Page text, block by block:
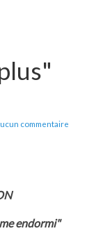
commentaire
endormi"